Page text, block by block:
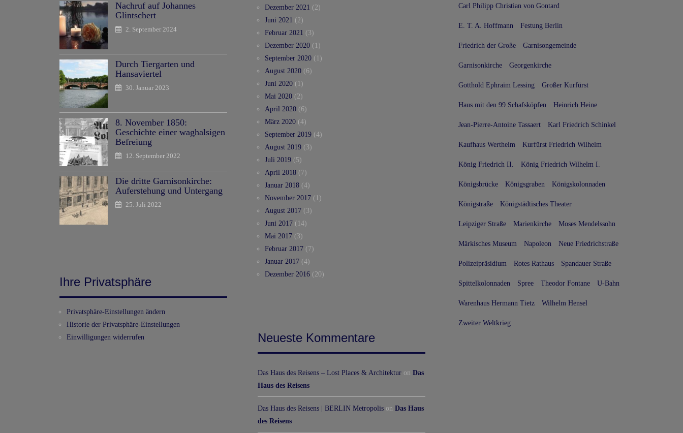
Nachruf auf Johannes
Glintschert
2. September 2024
Durch Tiergarten und
Hansaviertel
30. Januar 2023
8. November 1850:
Geschichte einer waghalsigen
Befreiung
12. September 2022
Die dritte Garnisonkirche:
Auferstehung und Untergang
25. Juli 2022
Ihre Privatsphäre
Privatsphäre-Einstellungen ändern
Historie der Privatsphäre-Einstellungen
Einwilligungen widerrufen
Dezember 2021 (2)
Juni 2021 (2)
Februar 2021 (3)
Dezember 2020 (1)
September 2020 (1)
August 2020 (6)
Juni 2020 (1)
Mai 2020 (2)
April 2020 (6)
März 2020 (4)
September 2019 (4)
August 2019 (3)
Juli 2019 (5)
April 2018 (7)
Januar 2018 (4)
November 2017 (1)
August 2017 (3)
Juni 2017 (14)
Mai 2017 (3)
Februar 2017 (7)
Januar 2017 (4)
Dezember 2016 (20)
Neueste Kommentare
Das Haus des Reisens – Lost Places & Architektur on Das
Haus des Reisens
Das Haus des Reisens | BERLIN Metropolis on Das Haus
des Reisens
Carl Philipp Christian von Gontard
E. T. A. Hoffmann Festung Berlin
Friedrich der Große Garnisongemeinde
Garnisonkirche Georgenkirche
Gotthold Ephraim Lessing Großer Kurfürst
Haus mit den 99 Schafsköpfen Heinrich Heine
Jean-Pierre-Antoine Tassaert Karl Friedrich Schinkel
Kaufhaus Wertheim Kurfürst Friedrich Wilhelm
König Friedrich II. König Friedrich Wilhelm I.
Königsbrücke Königsgraben Königskolonnaden
Königstraße Königstädtisches Theater
Leipziger Straße Marienkirche Moses Mendelssohn
Märkisches Museum Napoleon Neue Friedrichstraße
Polizeipräsidium Rotes Rathaus Spandauer Straße
Spittelkolonnaden Spree Theodor Fontane U-Bahn
Warenhaus Hermann Tietz Wilhelm Hensel
Zweiter Weltkrieg